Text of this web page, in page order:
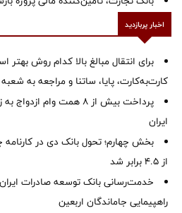
اخبار پربازدید
برای انتقال مبالغ بالا کدام روش
کارت‌به‌کارت، پایا، ساتنا و مراجعه به شعبه
پرداخت بیش از ۸ همت
ایران
بخش چهارم؛ تحول بانک دی در
از ۴.۵ برابر شد
خدمت‌رسانی بانک توسعه صادرات
راهپیمایی جاماندگان اربعین